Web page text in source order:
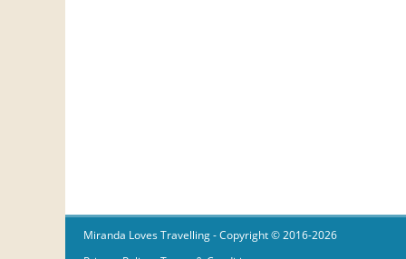
Miranda Loves Travelling- Copyright © 2016-2026